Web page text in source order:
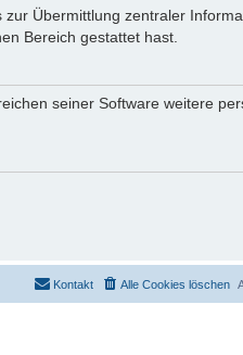
Übermittlung zentraler
Bereich gestattet hast.
seiner Software weitere
Alle Cookies löschen
Kontakt